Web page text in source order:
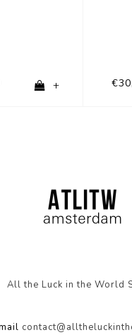
+
All the Luck in the World